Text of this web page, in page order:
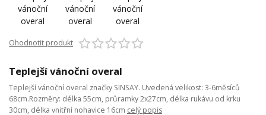
Ohodnotit produkt
Teplejší vánoční overal
Teplejší vánoční overal značky SINSAY. Uvedená velikost: 3-6měsíců
68cm.Rozměry: délka 55cm, průramky 2x27cm, délka rukávu od krku
30cm, délka vnitřní nohavice 16cm celý popis